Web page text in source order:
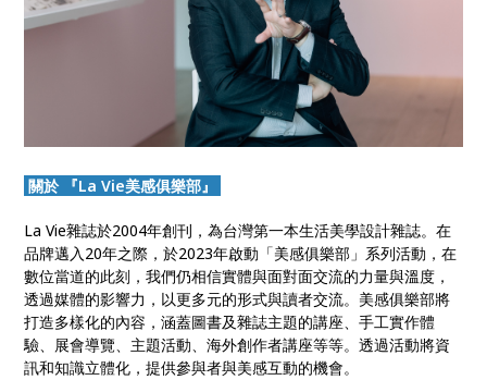
關於 『La Vie美感俱樂部』
La Vie雜誌於2004年創刊，為台灣第一本生活美學設計雜誌。在
品牌邁入20年之際，於2023年啟動「美感俱樂部」系列活動，在
數位當道的此刻，我們仍相信實體與面對面交流的力量與溫度，
透過媒體的影響力，以更多元的形式與讀者交流。美感俱樂部將
打造多樣化的內容，涵蓋圖書及雜誌主題的講座、手工實作體
驗、展會導覽、主題活動、海外創作者講座等等。透過活動將資
訊和知識立體化，提供參與者與美感互動的機會。